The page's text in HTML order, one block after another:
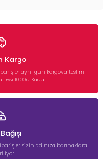
Kargo
aynı gün kargoya teslim
10:00'a Kadar
sizin adınıza barınaklara